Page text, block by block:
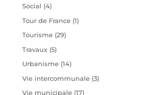
Social (4)
Tour de France(1)
Tourisme(29)
Travaux(5)
Urbanisme(14)
Vie intercommunale(3)
Vie municipale(17)